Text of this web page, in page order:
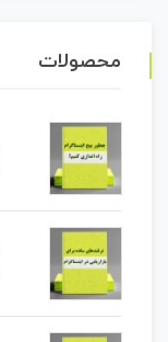
محصولات